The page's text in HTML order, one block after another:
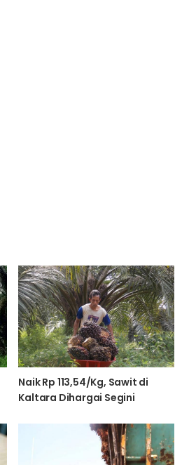
Naik Rp 113,54/Kg, Sawit di
Kaltara Dihargai Segini